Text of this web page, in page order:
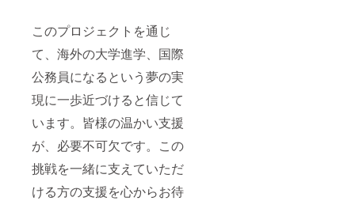
このプロジェクトを通じ
て、海外の大学進学、国際
公務員になるという夢の実
現に一歩近づけると信じて
います。皆様の温かい支援
が、必要不可欠です。この
挑戦を一緒に支えていただ
ける方の支援を心からお待